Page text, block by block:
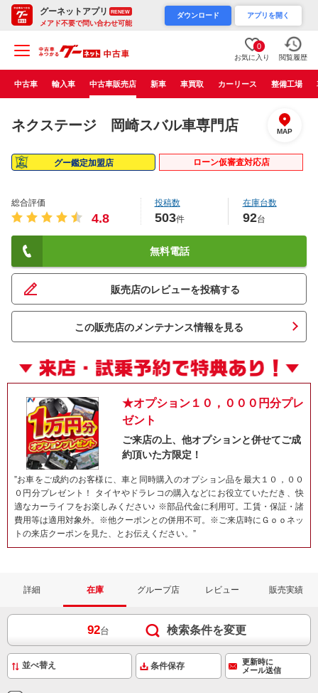
グーネットアプリ RENEW
メアド不要で問い合わせ可能
ダウンロード アプリを開く
0
お気に入り 閲覧履歴
中古車 輸入車 中古車販売店 新車 車買取 カーリース 整備工場
ネクステージ 岡崎スバル車専門店 MAP
グー鑑定加盟店 ローン仮審査対応店
総合評価
4.8
投稿数
503件
在庫台数
92台
無料電話
ネット予約でキャンペーンに応募しよ
販売店のレビューを投稿する
この販売店のメンテナンス情報を見る
★オプション１０，０００円分プレ
ゼント
ご来店の上、他オプションと併せてご成
約頂いた方限定！
”お車をご成約のお客様に、車と同時購入のオプション品を最大１０，００
０円分プレゼント！ タイヤやドラレコの購入などにお役立ていただき、快
適なカーライフをお楽しみください♪ ※部品代金に利用可。工賃・保証・諸
費用等は適用対象外。※他クーポンとの併用不可。※ご来店時にＧｏｏネッ
トの来店クーポンを見た、とお伝えください。”
詳細 在庫 グループ店 レビュー 販売実績
92台 検索条件を変更
条件保存
更新時に
メール送信